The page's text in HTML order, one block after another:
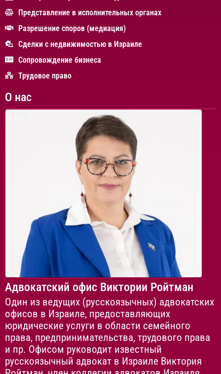
Представление в исполнительных органах
Разрешение споров (медиация)
Сделки с недвижимостью в Израиле
Сопровождение бизнеса
Трудовое право
О нас
Адвокатский офис Виктории Ройтман
Один из ведущих (русскоязычных) адвокатских
офисов в Израиле, предоставляющих
юридические услуги в области семейного
права, предпринимательства, трудового права
и пр. Офисом руководит известный
русскоязычный адвокат в Израиле Виктория